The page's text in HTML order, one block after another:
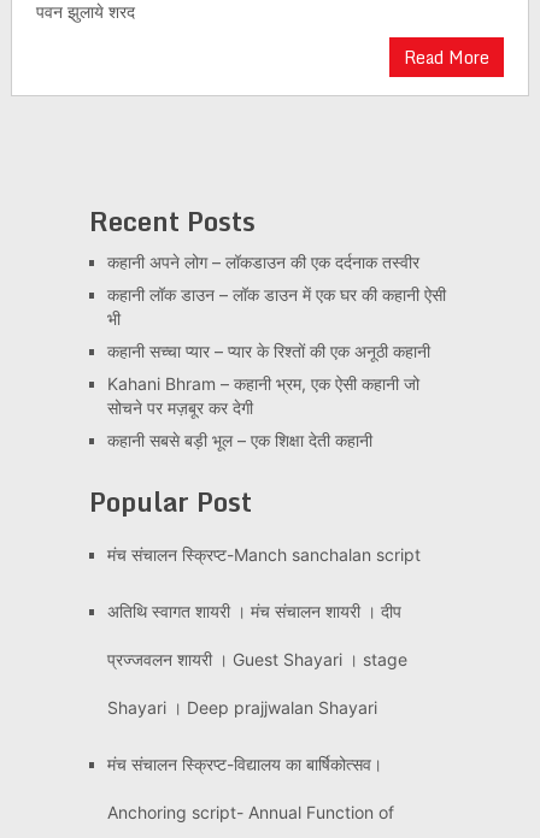
पवन झुलाये शरद
Read More
Recent Posts
कहानी अपने लोग – लॉकडाउन की एक दर्दनाक तस्वीर
कहानी लॉक डाउन – लॉक डाउन में एक घर की कहानी ऐसी
भी
कहानी सच्चा प्यार – प्यार के रिश्तों की एक अनूठी कहानी
Kahani Bhram – कहानी भ्रम, एक ऐसी कहानी जो
सोचने पर मज़बूर कर देगी
कहानी सबसे बड़ी भूल – एक शिक्षा देती कहानी
Popular Post
मंच संचालन स्क्रिप्ट-Manch sanchalan script
अतिथि स्वागत शायरी । मंच संचालन शायरी । दीप
प्रज्जवलन शायरी । Guest Shayari । stage
Shayari । Deep prajjwalan Shayari
मंच संचालन स्क्रिप्ट-विद्यालय का बार्षिकोत्सव।
Anchoring script- Annual Function of